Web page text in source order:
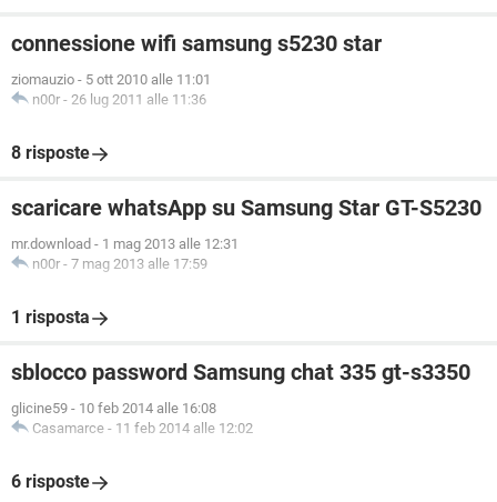
connessione wifi samsung s5230 star
ziomauzio - 5 ott 2010 alle 11:01
n00r - 26 lug 2011 alle 11:36
8 risposte
scaricare whatsApp su Samsung Star GT-S5230
mr.download - 1 mag 2013 alle 12:31
n00r - 7 mag 2013 alle 17:59
1 risposta
sblocco password Samsung chat 335 gt-s3350
glicine59 - 10 feb 2014 alle 16:08
Casamarce - 11 feb 2014 alle 12:02
6 risposte